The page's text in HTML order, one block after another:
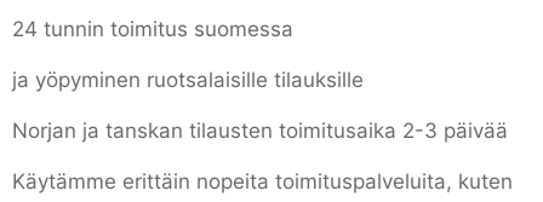
24 tunnin toimitus suomessa
ja yöpyminen ruotsalaisille tilauksille
Norjan ja tanskan tilausten toimitusaika 2-3 päivää
Käytämme erittäin nopeita toimituspalveluita, kuten